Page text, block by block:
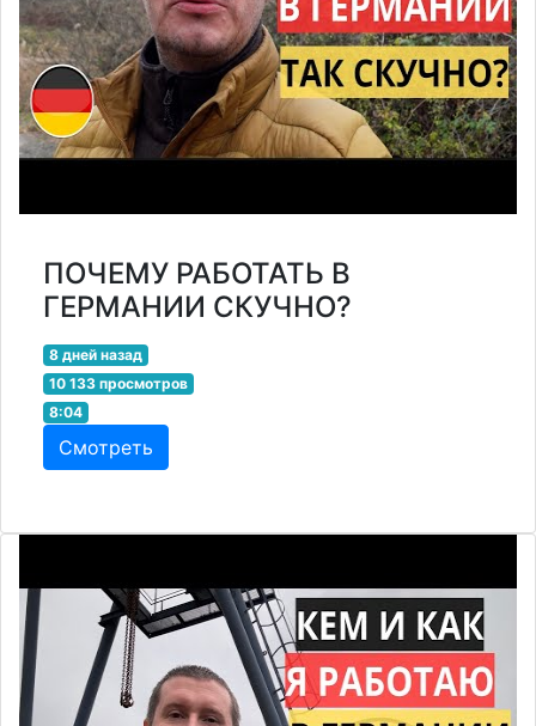
ПОЧЕМУ РАБОТАТЬ В
ГЕРМАНИИ СКУЧНО?
8 дней назад
10 133 просмотров
8:04
Смотреть